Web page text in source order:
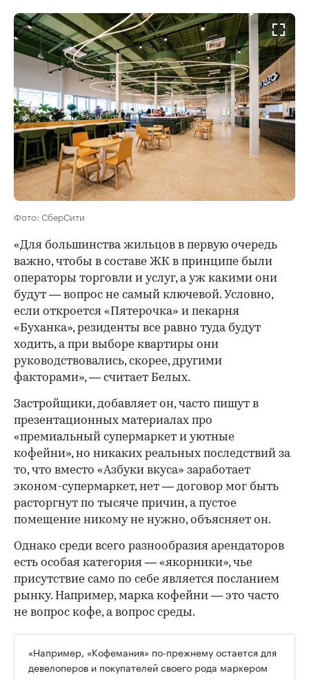
Фото: СберСити
«Для большинства жильцов в первую очередь
важно, чтобы в составе ЖК в принципе были
операторы торговли и услуг, а уж какими они
будут — вопрос не самый ключевой. Условно,
если откроется «Пятерочка» и пекарня
«Буханка», резиденты все равно туда будут
ходить, а при выборе квартиры они
руководствовались, скорее, другими
факторами», — считает Белых.
Застройщики, добавляет он, часто пишут в
презентационных материалах про
«премиальный супермаркет и уютные
кофейни», но никаких реальных последствий за
то, что вместо «Азбуки вкуса» заработает
эконом-супермаркет, нет — договор мог быть
расторгнут по тысяче причин, а пустое
помещение никому не нужно, объясняет он.
Однако среди всего разнообразия арендаторов
есть особая категория — «якорники», чье
присутствие само по себе является посланием
рынку. Например, марка кофейни — это часто
не вопрос кофе, а вопрос среды.
«Например, «Кофемания» по-прежнему остается для
девелоперов и покупателей своего рода маркером